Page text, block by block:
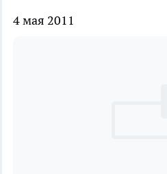
4 мая 2011